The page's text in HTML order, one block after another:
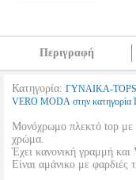
Περιγραφή
Κατηγορία: ΓΥΝΑΙΚΑ-TOPS
VERO MODA στην
Μονόχρωμο πλεκτό top με
χρώμα.
Έχει κανονική γραμμή
Είναι αμάνικο με φαρδιές